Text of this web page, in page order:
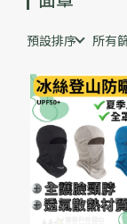
預設排序 所有